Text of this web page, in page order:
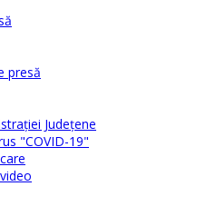
presă
Judeţene
"COVID-19"